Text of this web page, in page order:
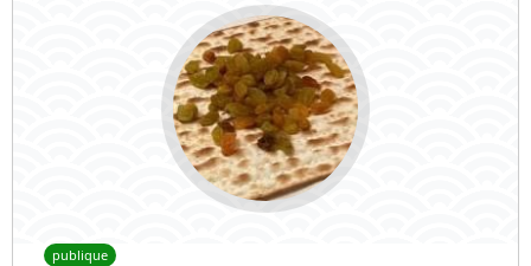
publique